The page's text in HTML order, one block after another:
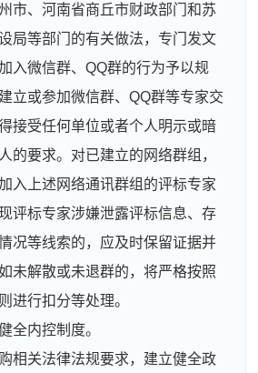
市、河南省商丘市财政部门和苏
局等部门的有关做法，专门发文
入微信群、QQ群的行为予以规
立或参加微信群、QQ群等专家交
接受任何单位或者个人明示或暗
的要求。对已建立的网络群组，
入上述网络通讯群组的评标专家
评标专家涉嫌泄露评标信息、存
况等线索的，应及时保留证据并
未解散或未退群的，将严格按照
进行扣分等处理。
内控制度。
相关法律法规要求，建立健全政